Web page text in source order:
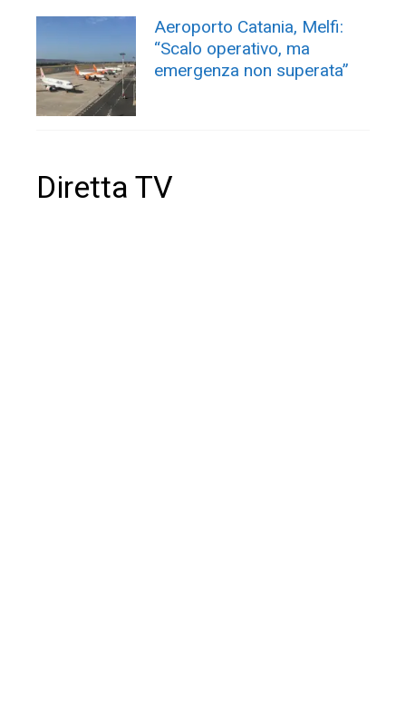
Aeroporto Catania, Melfi:
“Scalo operativo, ma
emergenza non superata”
Diretta TV